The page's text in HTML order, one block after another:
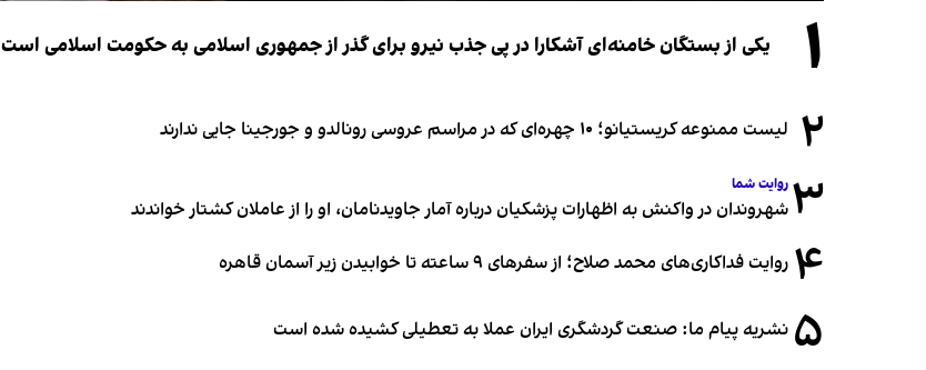
۱ یکی از بستگان خامنه‌ای آشکارا در پی جذب نیرو برای گذر از جمهوری اسلامی به حکومت اسلامی است
۲ لیست ممنوعه کریستیانو؛ ۱۰ چهره‌ای که در مراسم عروسی رونالدو و جورجینا جایی ندارند
۳ روایت شما
شهروندان در واکنش به اظهارات پزشکیان درباره آمار جاویدنامان، او را از عاملان کشتار خواندند
۴ روایت فداکاری‌های محمد صلاح؛ از سفرهای ۹ ساعته تا خوابیدن زیر آسمان قاهره
۵ نشریه پیام ما: صنعت گردشگری ایران عملا به تعطیلی کشیده شده است